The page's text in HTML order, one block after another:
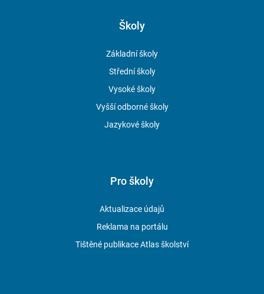
Školy
Základní školy
Střední školy
Vysoké školy
Vyšší odborné školy
Jazykové školy
Pro školy
Aktualizace údajů
Reklama na portálu
Tištěné publikace Atlas školství